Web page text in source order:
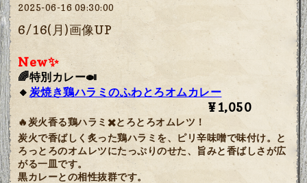
2025-06-16 09:30:00
6/16(月)画像UP
New✨
🌈特別カレー🍛
🔸 炭焼き鶏ハラミのふわとろオムカレー
¥1,050
🔥炭火香る鶏ハラミ✖️とろとろオムレツ！
炭火で香ばしく炙った鶏ハラミを、ピリ辛味噌で味付け。
と
ろっとろのオムレツにたっぷりのせた、旨みと香ばしさが広
がる一皿です。
黒カレーとの相性抜群です。